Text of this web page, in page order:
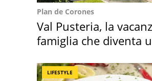
Plan de Corones
Val Pusteria, la
famiglia che diventa
LIFESTYLE